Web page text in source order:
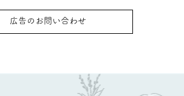
広告のお問い合わせ